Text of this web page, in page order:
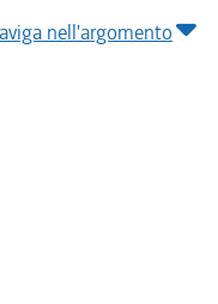
nell'argomento